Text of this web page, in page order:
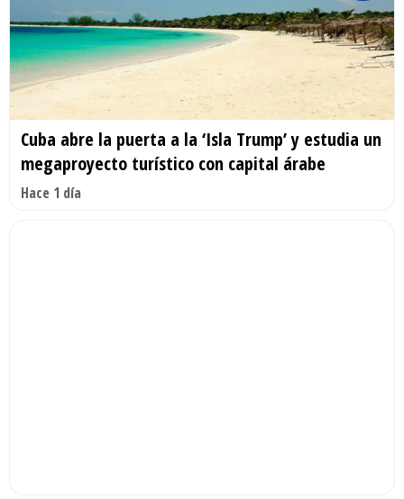
Cuba abre la puerta a la ‘Isla Trump’ y estudia un
megaproyecto turístico con capital árabe
Hace 1 día